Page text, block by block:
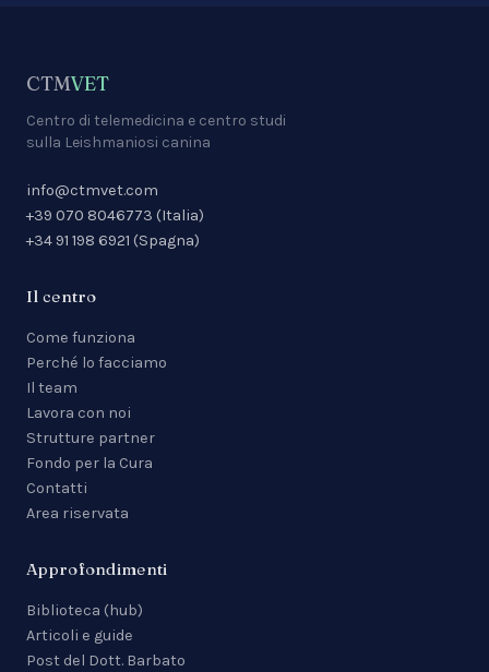
CTMVET
Centro di telemedicina e centro studi
sulla Leishmaniosi canina
info@ctmvet.com
+39 070 8046773 (Italia)
+34 91 198 6921 (Spagna)
Il centro
Come funziona
Perché lo facciamo
Il team
Lavora con noi
Strutture partner
Fondo per la Cura
Contatti
Area riservata
Approfondimenti
Biblioteca (hub)
Articoli e guide
Post del Dott. Barbato